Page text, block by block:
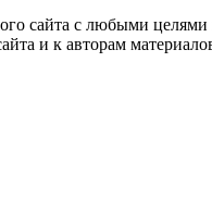
сайта с любыми
и к авторам